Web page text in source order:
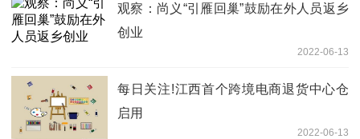
观察：尚义“引雁回巢”鼓励在外人员返乡
创业
2022-06-13
每日关注!江西首个跨境电商退货中心仓
启用
2022-06-13